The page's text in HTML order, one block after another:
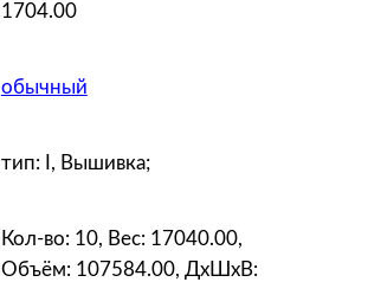
1704.00
обычный
тип: I, Вышивка;
Кол-во: 10, Вес: 17040.00,
Объём: 107584.00, ДxШxВ: